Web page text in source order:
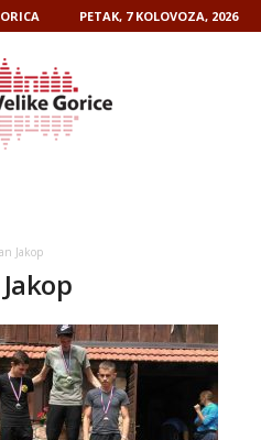
PETAK, 7 KOLOVOZA, 2026
Jakop